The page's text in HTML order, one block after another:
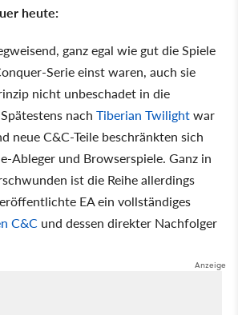
heute:
ganz egal wie gut die Spiele
Serie einst waren, auch sie
nicht unbeschadet in die
nach Tiberian Twilightwar
neue C&C-Teile beschränkten sich
Ableger und Browserspiele. Ganz in
ist die Reihe allerdings
EA ein vollständiges
C&C und dessen direkter Nachfolger